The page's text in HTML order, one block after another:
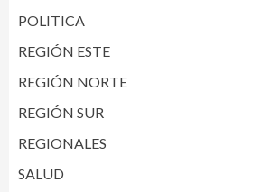
POLITICA
REGIÓN ESTE
REGIÓN NORTE
REGIÓN SUR
REGIONALES
SALUD